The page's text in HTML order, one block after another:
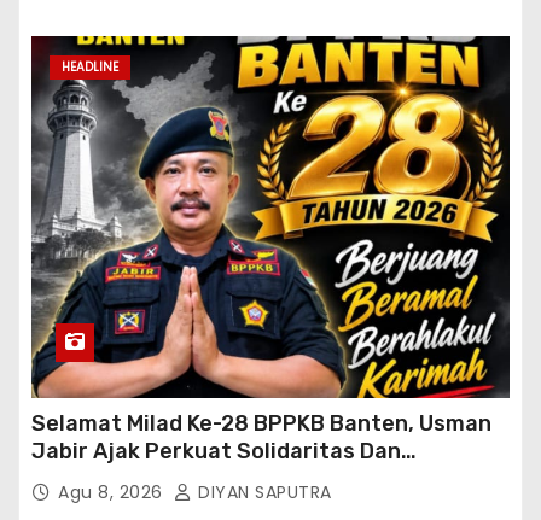
HEADLINE
Selamat Milad Ke-28 BPPKB Banten, Usman
Jabir Ajak Perkuat Solidaritas Dan
Kebersamaan
Agu 8, 2026 DIYAN SAPUTRA